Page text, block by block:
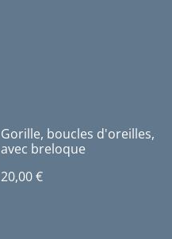
Gorille, boucles d'oreilles,
avec breloque
20,00 €